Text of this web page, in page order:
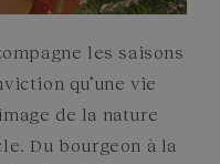
les saisons
qu’une vie
de la nature
Du bourgeon à la